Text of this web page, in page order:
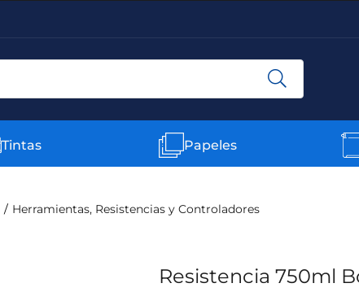
Tintas Papeles
Herramientas, Resistencias y Controladores
Resistencia 750ml